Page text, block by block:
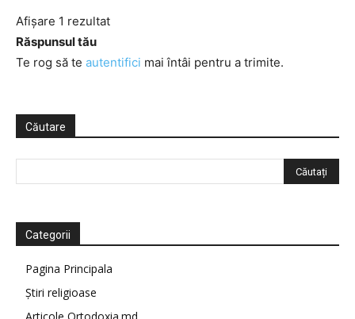
Afișare 1 rezultat
Răspunsul tău
Te rog să te autentifici mai întâi pentru a trimite.
Căutare
Categorii
Pagina Principala
Știri religioase